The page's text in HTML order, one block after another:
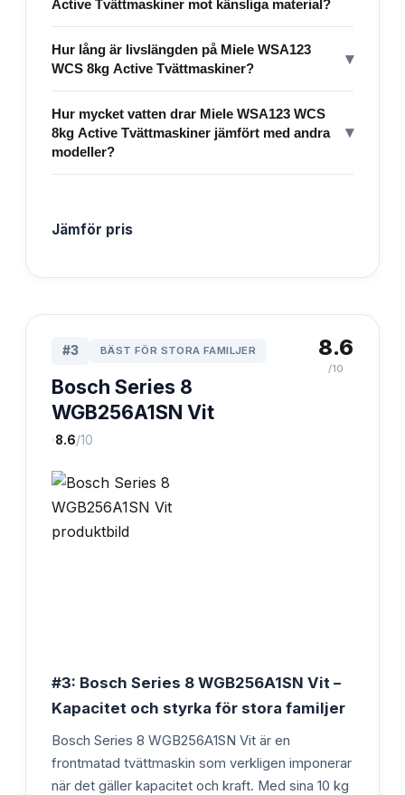
Active Tvättmaskiner mot känsliga material?
Hur lång är livslängden på Miele WSA123
WCS 8kg Active Tvättmaskiner?
▾
Hur mycket vatten drar Miele WSA123 WCS
8kg Active Tvättmaskiner jämfört med andra
modeller?
▾
Jämför pris
#3 BÄST FÖR STORA FAMILJER
Bosch Series 8
WGB256A1SN Vit
·8.6/10
8.6
/10
#3: Bosch Series 8 WGB256A1SN Vit –
Kapacitet och styrka för stora familjer
Bosch Series 8 WGB256A1SN Vit är en
frontmatad tvättmaskin som verkligen imponerar
när det gäller kapacitet och kraft. Med sina 10 kg